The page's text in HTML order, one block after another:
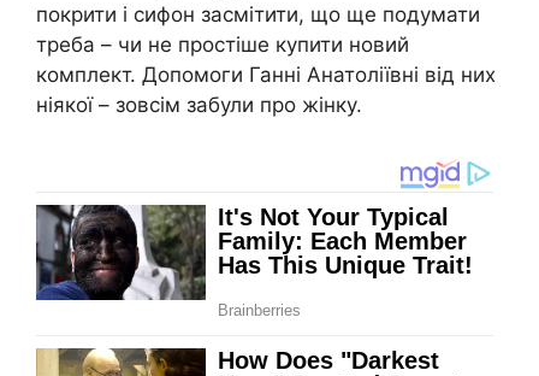
покрити і сифон засмітити, що ще подумати
треба – чи не простіше купити новий
комплект. Допомоги Ганні Анатоліївні від них
ніякої – зовсім забули про жінку.